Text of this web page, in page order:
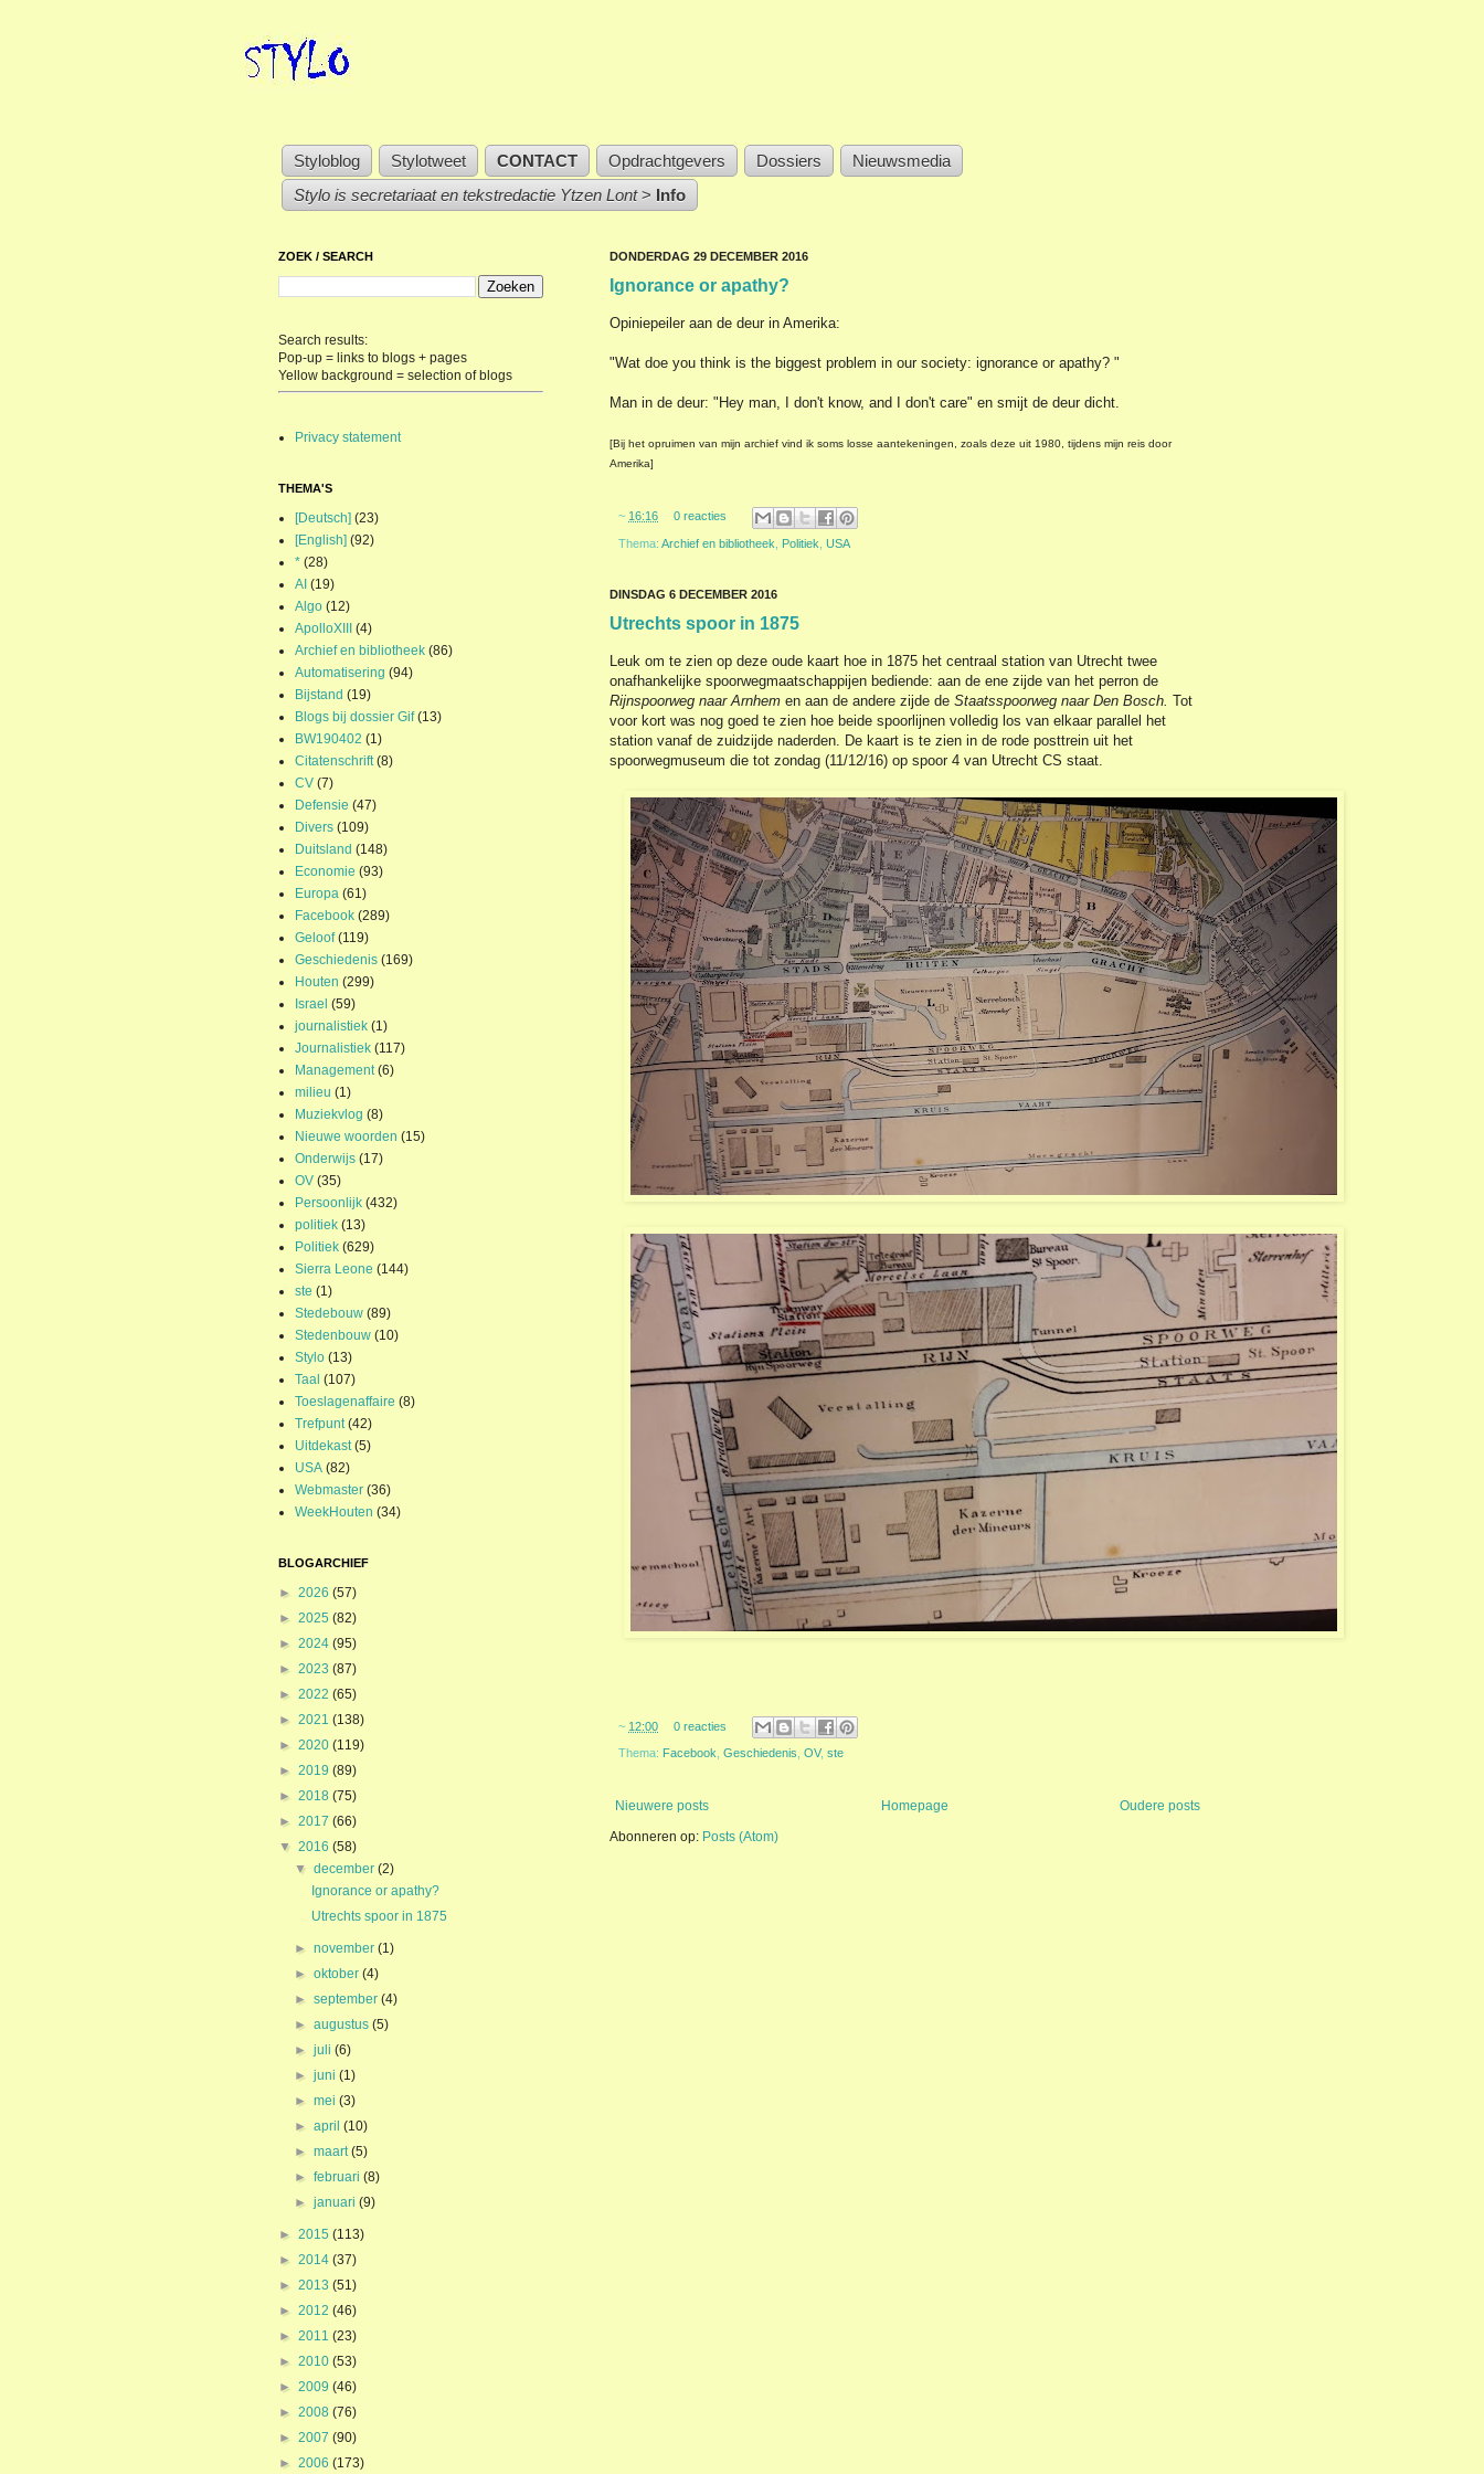
Styloblog Stylotweet CONTACT Opdrachtgevers Dossiers
Nieuwsmedia
Stylo is secretariaat en tekstredactie Ytzen Lont> Info
DONDERDAG 29 DECEMBER 2016
Ignorance or apathy?
Opiniepeiler aan de deur in Amerika:
"Wat doe you think is the biggest problem in our society: ignorance or apathy? "
Man in de deur: "Hey man, I don't know, and I don't care" en smijt de deur dicht.
[Bij het opruimen van mijn archief vind ik soms losse aantekeningen, zoals deze uit 1980, tijdens mijn reis door
Amerika]
~ 16:16 0 reacties
Thema: Archief en bibliotheek Politiek USA
DINSDAG 6 DECEMBER 2016
Utrechts spoor in 1875
Leuk om te zien op deze oude kaart hoe in 1875 het centraal station van Utrecht twee
onafhankelijke spoorwegmaatschappijen bediende: aan de ene zijde van het perron de
Rijnspoorweg naar Arnhem en aan de andere zijde de Staatsspoorweg naar Den Bosch. Tot
voor kort was nog goed te zien hoe beide spoorlijnen volledig los van elkaar parallel het
station vanaf de zuidzijde naderden. De kaart is te zien in de rode posttrein uit het
spoorwegmuseum die tot zondag (11/12/16) op spoor 4 van Utrecht CS staat.
~ 12:00 0 reacties
Thema: Facebook Geschiedenis OV, ste
Nieuwere posts Oudere posts
Homepage
Abonneren op: Posts (Atom)
ZOEK / SEARCH
Search results:
Pop-up = links to blogs + pages
Yellow background = selection of blogs
Privacy statement
THEMA'S
[Deutsch] (23)
[English] (92)
* (28)
AI (19)
Algo (12)
ApolloXIII
(4)
Archief en bibliotheek (86)
Automatisering (94)
Bijstand (19)
Blogs bij dossier Gif (13)
BW190402 (1)
Citatenschrift (8)
CV (7)
Defensie (47)
Divers (109)
Duitsland (148)
Economie (93)
Europa (61)
Facebook (289)
Geloof (119)
Geschiedenis (169)
Houten (299)
Israel (59)
journalistiek (1)
Journalistiek (117)
Management (6)
milieu (1)
Muziekvlog (8)
Nieuwe woorden (15)
Onderwijs (17)
OV (35)
Persoonlijk (432)
politiek (13)
Politiek (629)
Sierra Leone (144)
ste (1)
Stedebouw (89)
Stedenbouw (10)
Stylo (13)
Taal (107)
Toeslagenaffaire (8)
Trefpunt (42)
Uitdekast (5)
USA (82)
Webmaster (36)
WeekHouten (34)
BLOGARCHIEF
► 2026 (57)
► 2025 (82)
► 2024 (95)
► 2023 (87)
► 2022 (65)
► 2021 (138)
► 2020 (119)
► 2019 (89)
► 2018 (75)
► 2017 (66)
▼ 2016 (58)
▼december(2)
Ignorance or apathy?
Utrechts spoor in 1875
►november(1)
►oktober(4)
►september(4)
►augustus(5)
►juli(6)
►juni(1)
►mei(3)
►april(10)
►maart(5)
►februari(8)
►januari(9)
► 2015 (113)
► 2014 (37)
► 2013 (51)
► 2012 (46)
► 2011 (23)
► 2010 (53)
► 2009 (46)
► 2008 (76)
► 2007 (90)
► 2006 (173)